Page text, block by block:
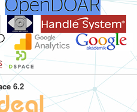
6.2